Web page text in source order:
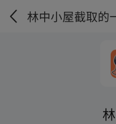
林中小屋截取的